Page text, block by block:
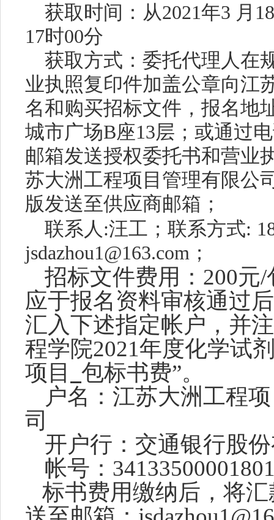
获取时间：从2021年3 月 18
17时00分
获取方式：委托代理人在
业执照复印件加盖公章向江
名和购买招标文件，报名地
城市广场B座13层；或通过
邮箱发送授权委托书和营业
苏大洲工程项目管理有限公
版发送至供应商邮箱；
联系人 :汪工；联系方式:
jsdazhou1@163.com ；
招标文件费用： 200元/
应于报名资料审核通过
汇入下述指定帐户， 并
程学院2021年度化学试
项目
包标书费”。
户名：江苏大洲工程
司
开户行：交通银行股
帐号：
标书费用缴纳后，将